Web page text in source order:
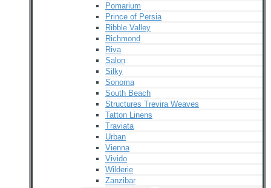
Pomarium
Prince of Persia
Ribble Valley
Richmond
Riva
Salon
Silky
Sonoma
South Beach
Structures Trevira Weaves
Tatton Linens
Traviata
Urban
Vienna
Vivido
Wilderie
Zanzibar